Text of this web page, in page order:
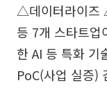
△데이터라이즈
등 7개 스타트업
한 AI 등 특화 기
PoC(사업 실증)